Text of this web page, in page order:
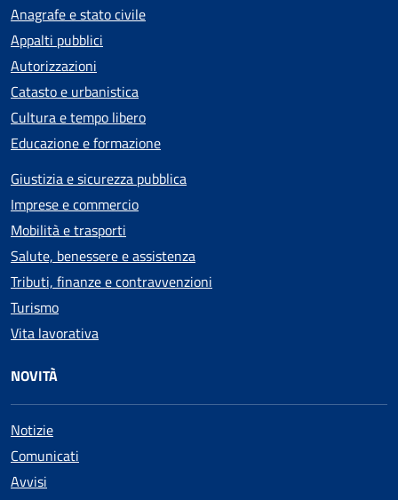
Anagrafe e stato civile
Appalti pubblici
Autorizzazioni
Catasto e urbanistica
Cultura e tempo libero
Educazione e formazione
Giustizia e sicurezza pubblica
Imprese e commercio
Mobilità e trasporti
Salute, benessere e assistenza
Tributi, finanze e contravvenzioni
Turismo
Vita lavorativa
NOVITÀ
Notizie
Comunicati
Avvisi